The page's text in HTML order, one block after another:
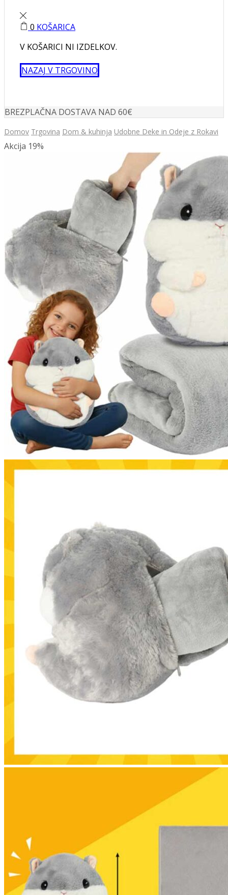
0 KOŠARICA
V KOŠARICI NI IZDELKOV.
NAZAJ V TRGOVINO
BREZPLAČNA DOSTAVA NAD 60€
Domov Trgovina Dom & kuhinja Udobne Deke in Odeje z Rokavi
Akcija 19%